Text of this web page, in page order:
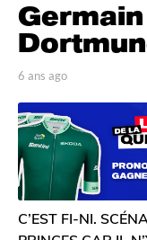
n
s
a
g
6
a
n
s
a
g
p
r
A
n
t
o
i
n
e
6 ans ago
s
a
C’EST FI-NI.